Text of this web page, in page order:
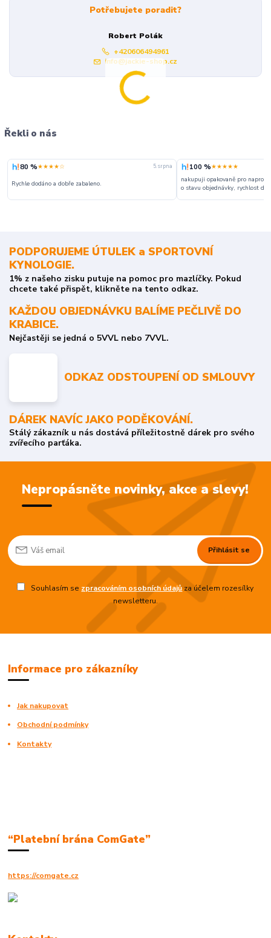
Potřebujete poradit?
Robert Polák
+420606494961
info@jackie-shop.cz
Řekli o nás
80 %★★★★☆ 5. srpna
Rychle dodáno a dobře zabaleno.
100 %★★★★★
nakupuji opakovaně pro
o stavu objednávky, rychlost
PODPORUJEME ÚTULEK a SPORTOVNÍ
KYNOLOGIE.
1% z našeho zisku putuje na pomoc pro mazlíčky. Pokud
chcete také přispět, klikněte na tento odkaz.
KAŽDOU OBJEDNÁVKU BALÍME PEČLIVĚ DO
KRABICE.
Nejčastěji se jedná o 5VVL nebo 7VVL.
ODKAZ ODSTOUPENÍ OD SMLOUVY
DÁREK NAVÍC JAKO PODĚKOVÁNÍ.
Stálý zákazník u nás dostává příležitostně dárek pro svého
zvířecího parťáka.
Nepropásněte novinky, akce a slevy!
Přihlásit se
Souhlasím se zpracováním osobních údajůza účelem rozesílky
newsletteru.
Informace pro zákazníky
Jak nakupovat
Obchodní podmínky
Kontakty
“Platební brána ComGate”
https://comgate.cz